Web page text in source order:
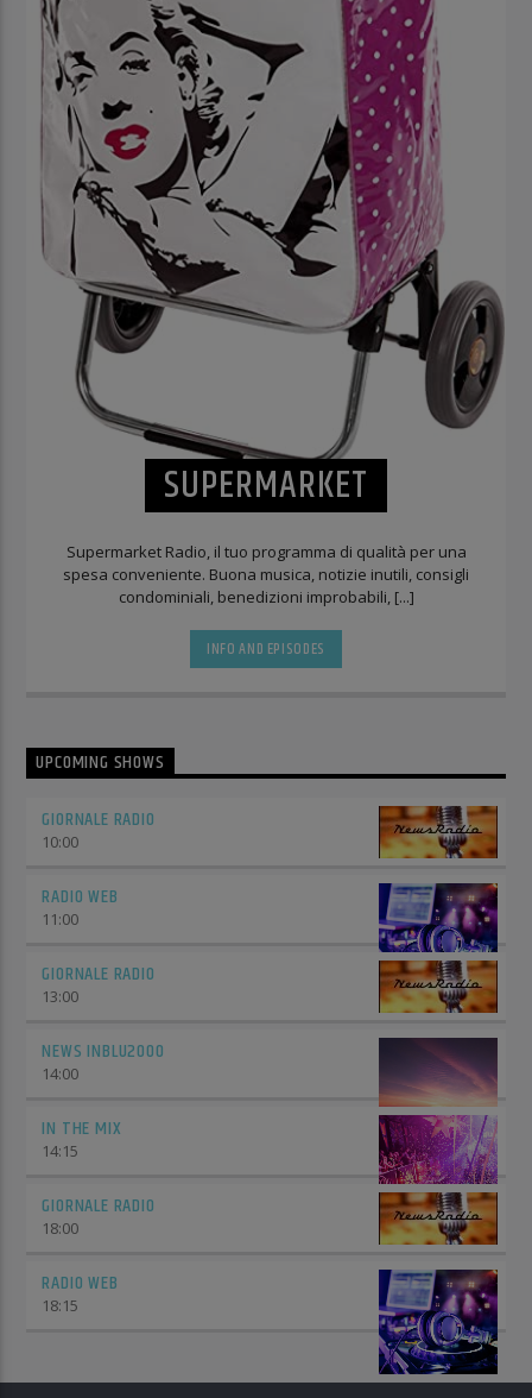
SUPERMARKET
Supermarket Radio, il tuo programma di qualità per una
spesa conveniente. Buona musica, notizie inutili, consigli
condominiali, benedizioni improbabili, [...]
INFO AND EPISODES
UPCOMING SHOWS
GIORNALE RADIO
10:00
RADIO WEB
11:00
GIORNALE RADIO
13:00
NEWS INBLU2000
14:00
IN THE MIX
14:15
GIORNALE RADIO
18:00
RADIO WEB
18:15